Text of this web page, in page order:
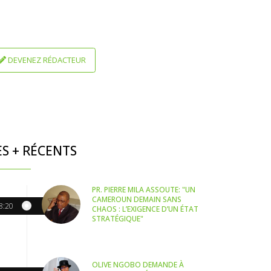
DEVENEZ RÉDACTEUR
+ RÉCENTS
PR. PIERRE MILA ASSOUTE: "UN
CAMEROUN DEMAIN SANS
CHAOS : L’EXIGENCE D’UN ÉTAT
STRATÉGIQUE"
OLIVE NGOBO DEMANDE À